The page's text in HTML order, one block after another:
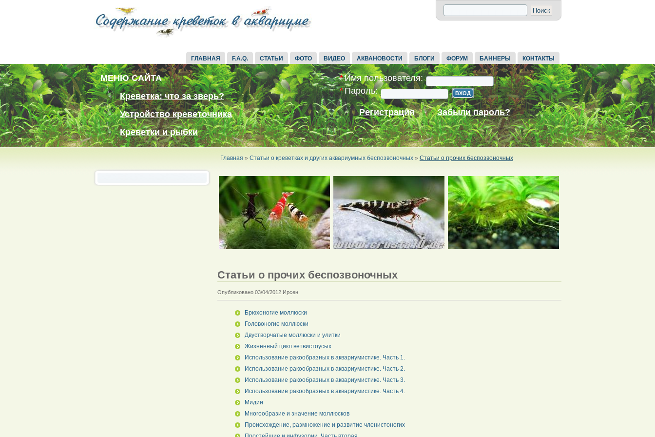
ГЛАВНАЯ F.A.Q. СТАТЬИ ФОТО ВИДЕО АКВАНОВОСТИ БЛОГИ ФОРУМ БАННЕРЫ КОНТАКТЫ
МЕНЮ САЙТА
Креветка: что за зверь?
Устройство креветочника
Креветки и рыбки
Имя пользователя:
*
Пароль:
*
Регистрация Забыли пароль?
Главная » Статьи о креветках и других аквариумных беспозвоночных» Статьи о прочих беспозвоночных
Статьи о прочих беспозвоночных
Опубликовано 03/04/2012 Ирсен
Брюхоногие моллюски
Головоногие моллюски
Двустворчатые моллюски и улитки
Жизненный цикл ветвистоусых
Использование ракообразных в аквариумистике. Часть 1.
Использование ракообразных в аквариумистике. Часть 2.
Использование ракообразных в аквариумистике. Часть 3.
Использование ракообразных в аквариумистике. Часть 4.
Мидии
Многообразие и значение моллюсков
Происхождение, размножение и развитие членистоногих